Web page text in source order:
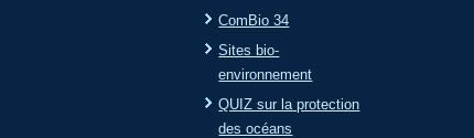
ComBio 34
Sites bio-
environnement
QUIZ sur la protection
des océans